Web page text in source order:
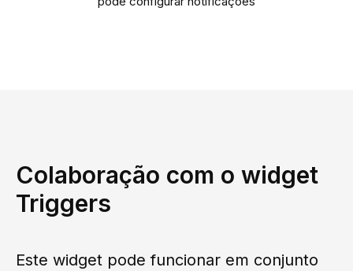
Colaboração com o widget
Triggers
Este widget pode funcionar em conjunto